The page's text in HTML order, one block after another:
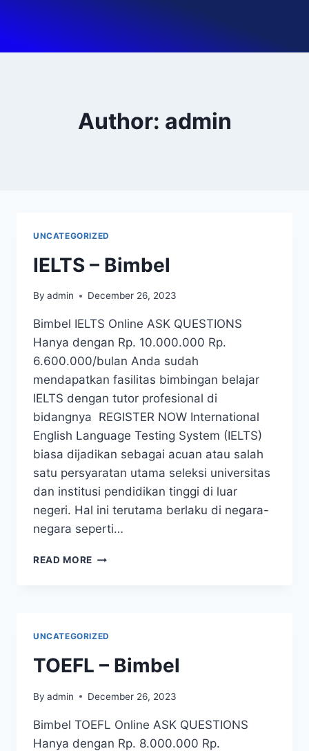
Author: admin
UNCATEGORIZED
IELTS – Bimbel
By admin December 26, 2023
Bimbel IELTS Online ASK QUESTIONS
Hanya dengan Rp. 10.000.000 Rp.
6.600.000/bulan Anda sudah
mendapatkan fasilitas bimbingan belajar
IELTS dengan tutor profesional di
bidangnya REGISTER NOW International
English Language Testing System (IELTS)
biasa dijadikan sebagai acuan atau salah
satu persyaratan utama seleksi universitas
dan institusi pendidikan tinggi di luar
negeri. Hal ini terutama berlaku di negara-
negara seperti…
READ MORE
UNCATEGORIZED
TOEFL – Bimbel
By admin December 26, 2023
Bimbel TOEFL Online ASK QUESTIONS
Hanya dengan Rp. 8.000.000 Rp.